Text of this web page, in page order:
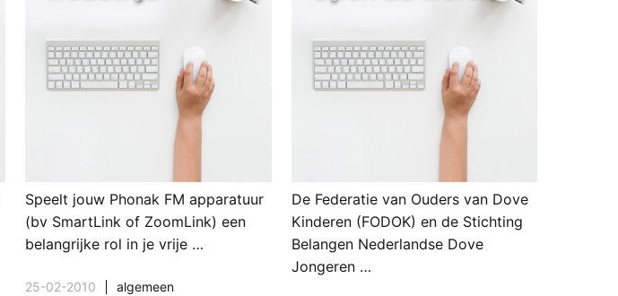
Speelt jouw Phonak FM apparatuur
(bv SmartLink of ZoomLink) een
belangrijke rol in je vrije …
25-02-2010 algemeen
De Federatie van Ouders van Dove
Kinderen (FODOK) en de Stichting
Belangen Nederlandse Dove
Jongeren …